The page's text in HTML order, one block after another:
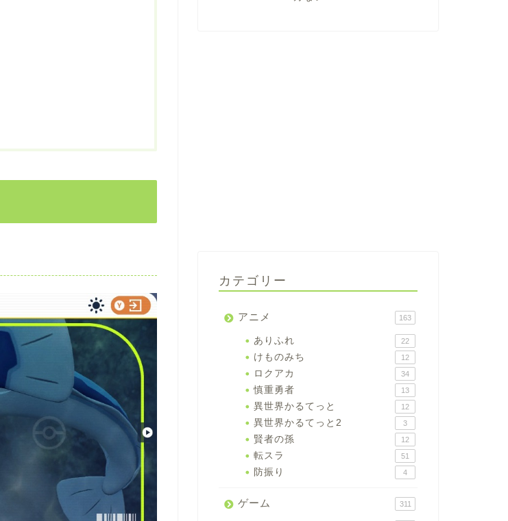
カテゴリー
アニメ 163
ありふれ 22
けものみち 12
ロクアカ 34
慎重勇者 13
異世界かるてっと 12
異世界かるてっと2 3
賢者の孫 12
転スラ 51
防振り 4
ゲーム 311